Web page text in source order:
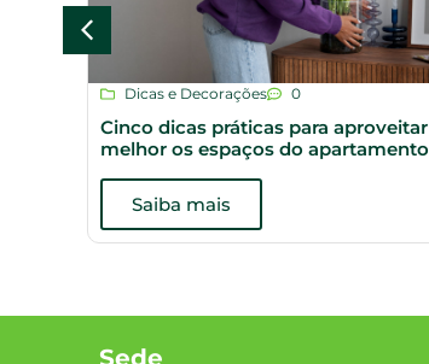
Dicas e Decorações 0
Cinco dicas práticas para aproveitar
melhor os espaços do apartamento
Saiba mais
Sede